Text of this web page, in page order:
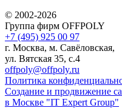
© 2002-2026
Группа фирм OFFPOLY
+7 (495) 925 00 97
г. Москва, м. Савёловская,
ул. Вятская 35, с.4
offpoly@offpoly.ru
Политика
Создание и продвижение
в Москве "IT Expert Group"